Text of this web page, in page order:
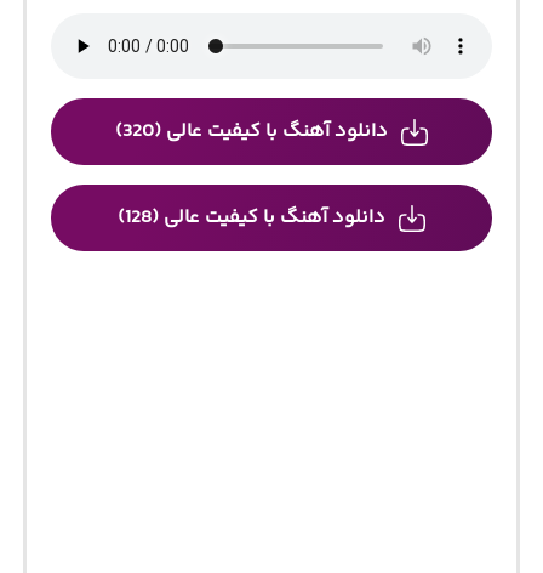
دانلود آهنگ با کیفیت عالی (320)
دانلود آهنگ با کیفیت عالی (128)